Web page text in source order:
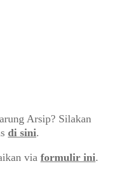
Arsip? Silakan
di sini.
via formulir ini.